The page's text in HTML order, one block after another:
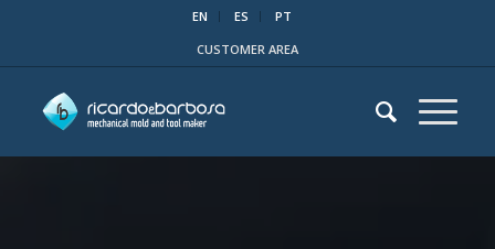
EN ES
PT
CUSTOMER AREA